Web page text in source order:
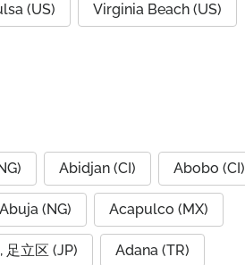
(US) Virginia Beach (US)
Abidjan (CI) Abobo (CI)
Abuja (NG) Acapulco (MX)
足立区 (JP) Adana (TR)